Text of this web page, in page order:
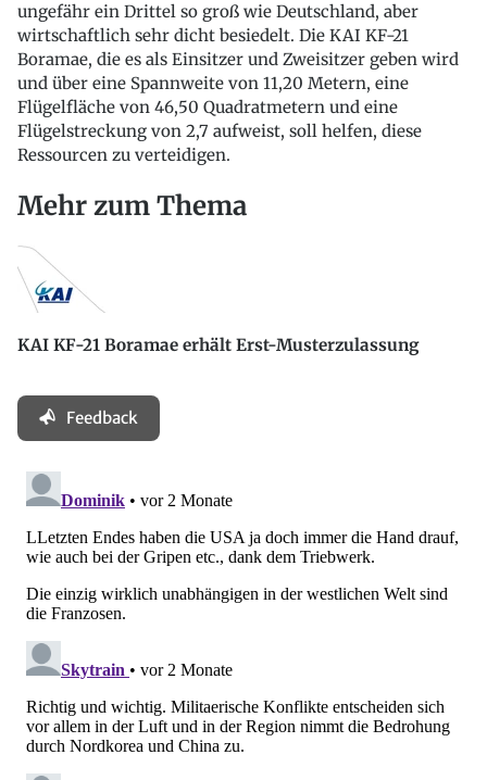
ungefähr ein Drittel so groß wie Deutschland, aber
wirtschaftlich sehr dicht besiedelt. Die KAI KF-21
Boramae, die es als Einsitzer und Zweisitzer geben wird
und über eine Spannweite von 11,20 Metern, eine
Flügelfläche von 46,50 Quadratmetern und eine
Flügelstreckung von 2,7 aufweist, soll helfen, diese
Ressourcen zu verteidigen.
Mehr zum Thema
KAI KF-21 Boramae erhält Erst-Musterzulassung
Feedback